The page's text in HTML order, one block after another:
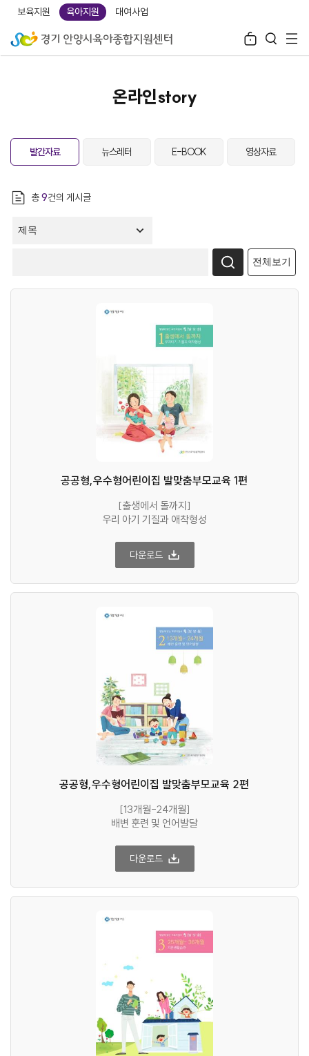
보육지원 육아지원 대여사업
온라인story
발간자료 뉴스레터 E-BOOK 영상자료
총9건의 게시글
전체보기
공공형,우수형어린이집 발맞춤부모교육 1편
[출생에서 돌까지]
우리 아기 기질과 애착형성
다운로드
공공형,우수형어린이집 발맞춤부모교육 2편
[13개월-24개월]
배변 훈련 및 언어발달
다운로드